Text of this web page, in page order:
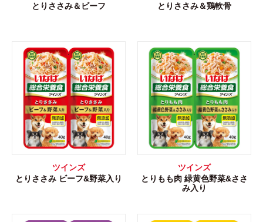
とりささみ＆ビーフ
とりささみ＆鶏軟骨
ツインズ
とりささみ ビーフ&野菜入り
ツインズ
とりもも肉 緑黄色野菜&ささ
み入り